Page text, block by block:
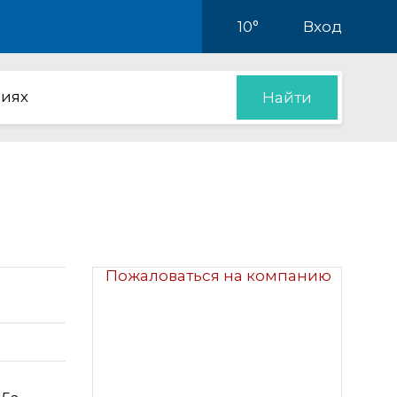
10° Вход
Найти
Пожаловаться на компанию